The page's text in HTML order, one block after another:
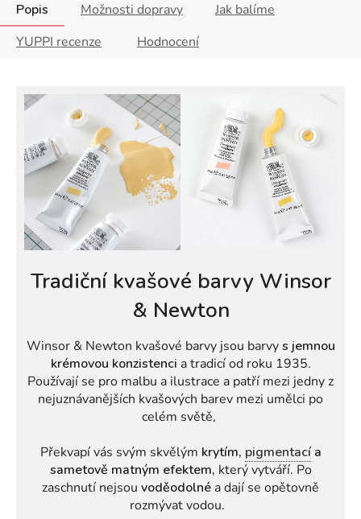
Popis Možnosti dopravy
Jak balíme
YUPPI recenze
Hodnocení
Tradiční kvašové barvy Winsor
& Newton
Winsor & Newton kvašové barvy jsou barvys jemnou
krémovou konzistenci a tradicí od roku 1935.
Používají se pro malbu a ilustrace a patří mezi jedny z
nejuznávanějších kvašových barev mezi umělci po
celém světě,
Překvapí vás svým skvělým krytím, pigmentacía
sametově matným efektem, který vytváří. Po
zaschnutí nejsou voděodolné a dají se opětovně
rozmývat vodou.